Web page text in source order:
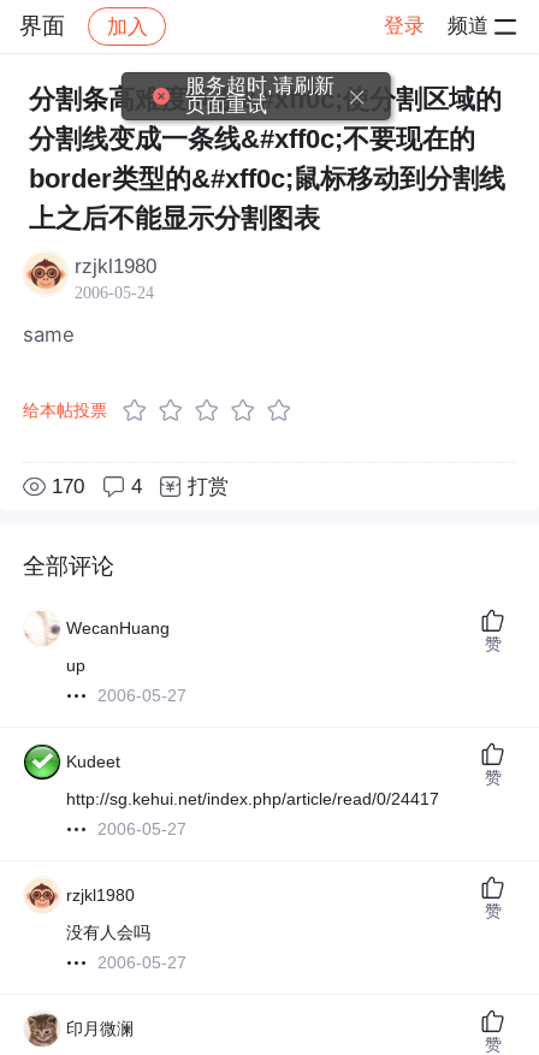
界面 加入 登录 频道
社区 界面 帖子详情
分割条高难度问题&#xff0c;使分割区域的
分割线变成一条线&#xff0c;不要现在的
border类型的&#xff0c;鼠标移动到分割线
上之后不能显示分割图表
rzjkl1980
2006-05-24
same
给本帖投票
170 4 打赏
全部评论
WecanHuang
up
2006-05-27
赞
Kudeet
http://sg.kehui.net/index.php/article/read/0/24417
2006-05-27
赞
rzjkl1980
没有人会吗
2006-05-27
赞
印月微澜
赞
服务超时,请刷新
页面重试